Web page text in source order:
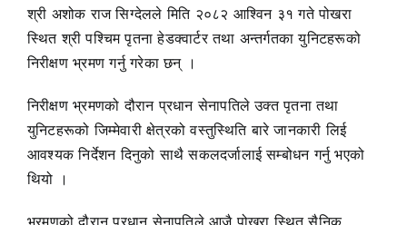
श्री अशोक राज सिग्देलले मिति २०८२ आश्विन ३१ गते पोखरा
स्थित श्री पश्चिम पृतना हेडक्वार्टर तथा अन्तर्गतका युनिटहरूको
निरीक्षण भ्रमण गर्नु गरेका छन् ।
निरीक्षण भ्रमणको दौरान प्रधान सेनापतिले उक्त पृतना तथा
युनिटहरूको जिम्मेवारी क्षेत्रको वस्तुस्थिति बारे जानकारी लिई
आवश्यक निर्देशन दिनुको साथै सकलदर्जालाई सम्बोधन गर्नु भएको
थियो ।